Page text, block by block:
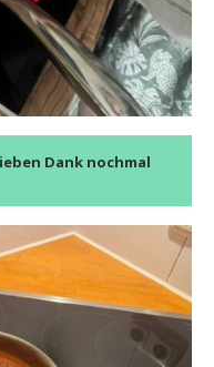
Dank nochmal